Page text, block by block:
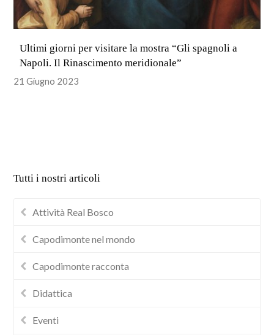
Ultimi giorni per visitare la mostra “Gli spagnoli a
Napoli. Il Rinascimento meridionale”
21 Giugno 2023
Tutti i nostri articoli
Attività Real Bosco
Capodimonte nel mondo
Capodimonte racconta
Didattica
Eventi